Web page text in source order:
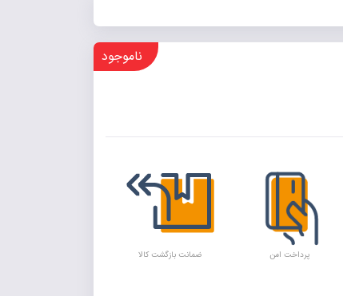
ناموجود
پرداخت امن ضمانت بازگشت کالا